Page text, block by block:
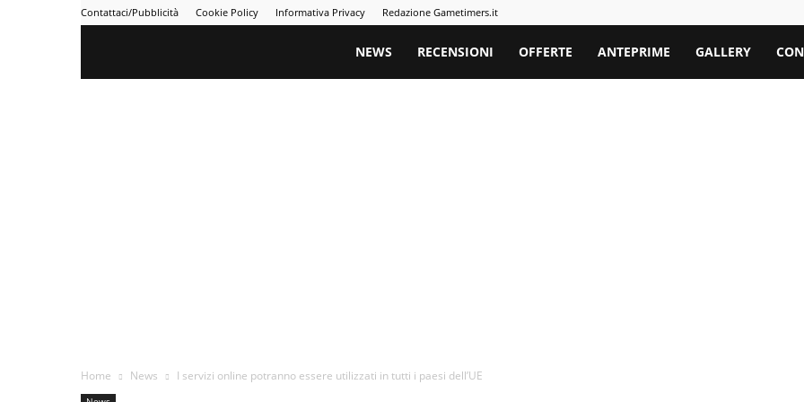
Contattaci/Pubblicità Cookie Policy Informativa Privacy Redazione Gametimers.it
Gametimers
NEWS RECENSIONI OFFERTE ANTEPRIME GALLERY
Home News I servizi online potranno essere utilizzati in tutti i paesi dell’UE